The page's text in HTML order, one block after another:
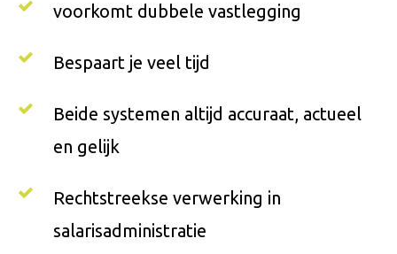
voorkomt dubbele vastlegging
Bespaart je veel tijd
Beide systemen altijd accuraat, actueel
en gelijk
Rechtstreekse verwerking in
salarisadministratie